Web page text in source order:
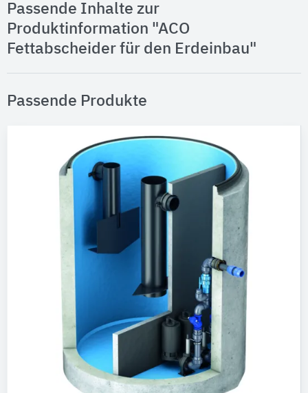
Passende Inhalte zur
Produktinformation "ACO
Fettabscheider für den Erdeinbau"
Passende Produkte